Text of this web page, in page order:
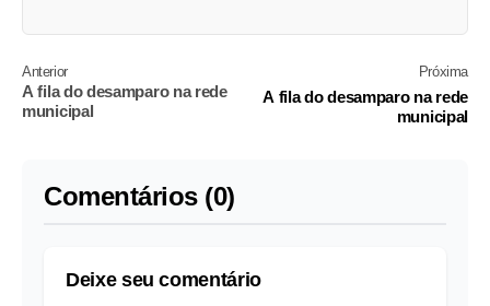
Anterior
A fila do desamparo na rede
municipal
Próxima
A fila do desamparo na rede
municipal
Comentários (0)
Deixe seu comentário